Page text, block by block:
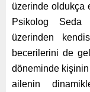
üzerinde oldukça
Psikolog Seda
üzerinden
becerilerini de
döneminde kişinin
ailenin